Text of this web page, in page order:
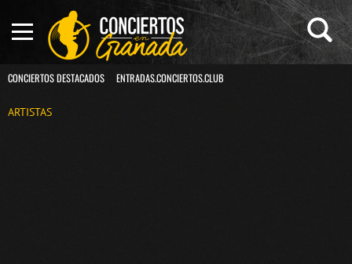
CONCIERTOS DESTACADOS ENTRADAS.CONCIERTOS.CLUB
ARTISTAS